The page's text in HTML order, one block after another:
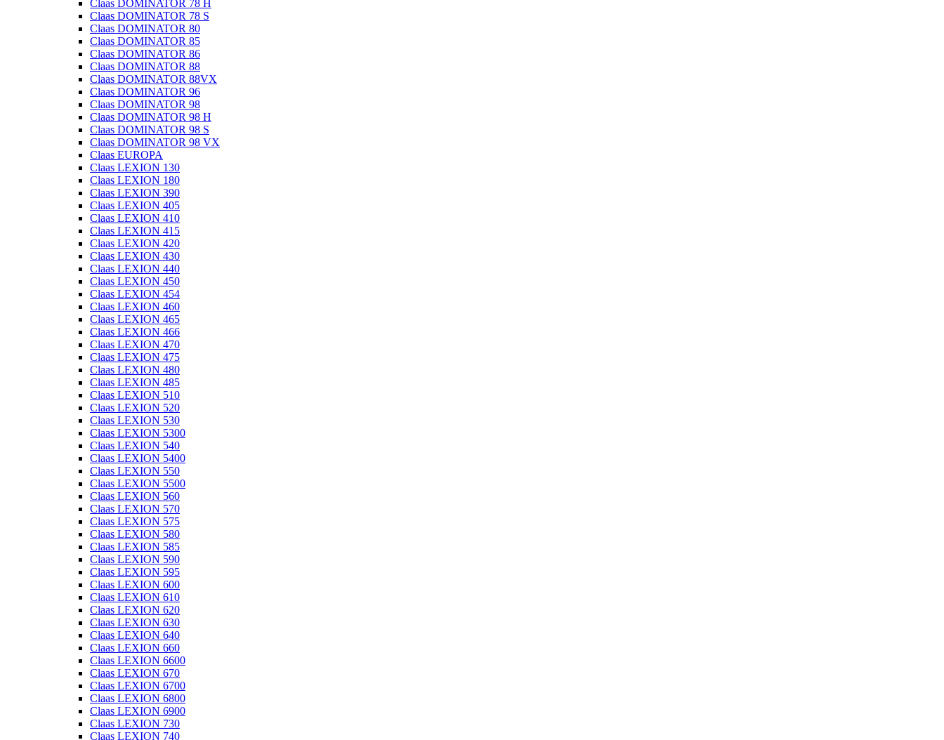
Claas DOMINATOR 78 H
Claas DOMINATOR 78 S
Claas DOMINATOR 80
Claas DOMINATOR 85
Claas DOMINATOR 86
Claas DOMINATOR 88
Claas DOMINATOR 88VX
Claas DOMINATOR 96
Claas DOMINATOR 98
Claas DOMINATOR 98 H
Claas DOMINATOR 98 S
Claas DOMINATOR 98 VX
Claas EUROPA
Claas LEXION 130
Claas LEXION 180
Claas LEXION 390
Claas LEXION 405
Claas LEXION 410
Claas LEXION 415
Claas LEXION 420
Claas LEXION 430
Claas LEXION 440
Claas LEXION 450
Claas LEXION 454
Claas LEXION 460
Claas LEXION 465
Claas LEXION 466
Claas LEXION 470
Claas LEXION 475
Claas LEXION 480
Claas LEXION 485
Claas LEXION 510
Claas LEXION 520
Claas LEXION 530
Claas LEXION 5300
Claas LEXION 540
Claas LEXION 5400
Claas LEXION 550
Claas LEXION 5500
Claas LEXION 560
Claas LEXION 570
Claas LEXION 575
Claas LEXION 580
Claas LEXION 585
Claas LEXION 590
Claas LEXION 595
Claas LEXION 600
Claas LEXION 610
Claas LEXION 620
Claas LEXION 630
Claas LEXION 640
Claas LEXION 660
Claas LEXION 6600
Claas LEXION 670
Claas LEXION 6700
Claas LEXION 6800
Claas LEXION 6900
Claas LEXION 730
Claas LEXION 740